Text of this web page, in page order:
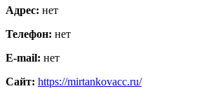
Адрес: нет
Телефон: нет
E-mail: нет
Сайт: https://mirtankovacc.ru/